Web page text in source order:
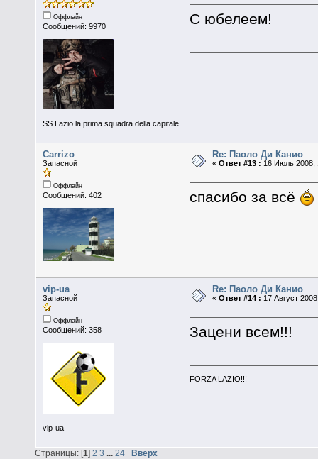
Оффлайн
Сообщений: 9970
SS Lazio la prima squadra della capitale
С юбелеем!
Carrizo
Запасной
Оффлайн
Сообщений: 402
Re: Паоло Ди Канио
«Ответ #13 : 16 Июль 2008,
спасибо за всё
vip-ua
Запасной
Оффлайн
Сообщений: 358
vip-ua
Re: Паоло Ди Канио
«Ответ #14 : 17 Август
Зацени всем!!!
FORZA LAZIO!!!
Страницы: [1] 2 3 ... 24 Вверх